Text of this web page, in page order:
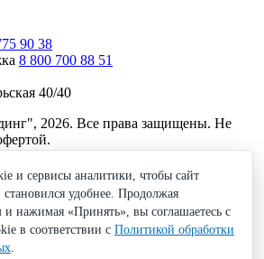
90 38
8 800 700 88 51
40/40
2026. Все права защищены. Не
данных
консультацию по подбору
и сервисы аналитики, чтобы сайт
становился удобнее. Продолжая
и нажимая «Принять», вы соглашаетесь с
в соответствии с Политикой обработки
.